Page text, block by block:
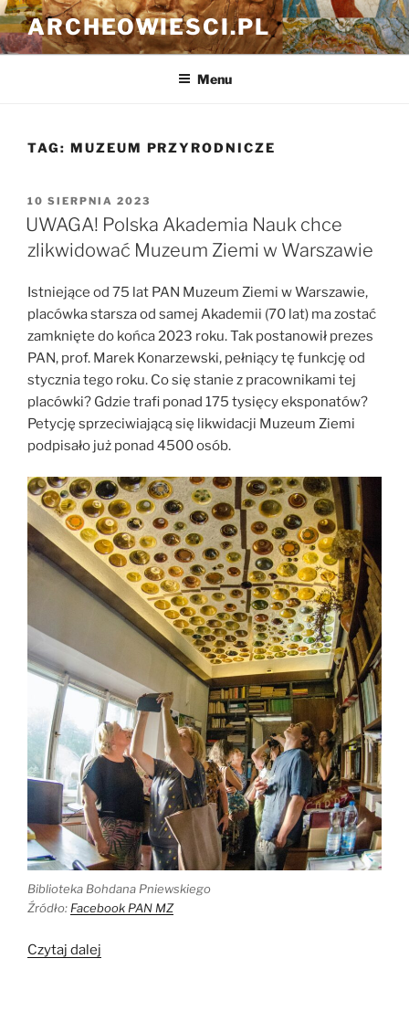
Przejdź
do
treści
ARCHEOWIESCI.PL
Menu
TAG: MUZEUM PRZYRODNICZE
OPUBLIKOWANE
W
10 SIERPNIA 2023
UWAGA! Polska Akademia Nauk chce
zlikwidować Muzeum Ziemi w Warszawie
Istniejące od 75 lat PAN Muzeum Ziemi w Warszawie,
placówka starsza od samej Akademii (70 lat) ma zostać
zamknięte do końca 2023 roku. Tak postanowił prezes
PAN, prof. Marek Konarzewski, pełniący tę funkcję od
stycznia tego roku. Co się stanie z pracownikami tej
placówki? Gdzie trafi ponad 175 tysięcy eksponatów?
Petycję sprzeciwiającą się likwidacji Muzeum Ziemi
podpisało już ponad 4500 osób.
Biblioteka Bohdana Pniewskiego
Źródło: Facebook PAN MZ
Czytaj dalej